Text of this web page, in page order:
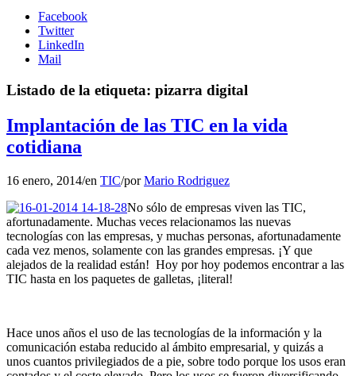
Facebook
Twitter
LinkedIn
Mail
Listado de la etiqueta: pizarra digital
Implantación de las TIC en la vida
cotidiana
16 enero, 2014/en TIC/porMario Rodriguez
No sólo de empresas viven las TIC,
afortunadamente. Muchas veces relacionamos las nuevas
tecnologías con las empresas, y muchas personas, afortunadamente
cada vez menos, solamente con las grandes empresas. ¡Y que
alejados de la realidad están! Hoy por hoy podemos encontrar a las
TIC hasta en los paquetes de galletas, ¡literal!
Hace unos años el uso de las tecnologías de la información y la
comunicación estaba reducido al ámbito empresarial, y quizás a
unos cuantos privilegiados de a pie, sobre todo porque los usos eran